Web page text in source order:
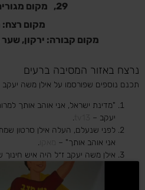
29,
מקום
מקום רצח:
מקום קבורה: ירקון,
נרצח באזור המסיבה ברעים
תכנם נוספים שפורסמו על אילן משה יעקב
"מדינת ישראל, אני אוהב אותך
יעקב –
.
לפני שנעלם, העלה אילן סרטון
אני אוהב אותך" –
.
אילן משה יעקב ז״ל היה איש חינוך